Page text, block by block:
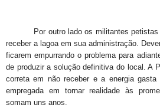
Por outro lado os militantes
receber a lagoa em sua administração.
ficarem empurrando o problema para
de produzir a solução definitiva do local. A
correta em não receber e a energia
empregada em tornar realidade às
somam uns anos.